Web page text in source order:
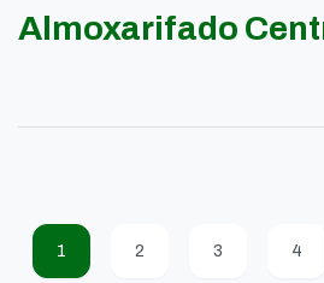
Almoxarifado
1 2 3 4